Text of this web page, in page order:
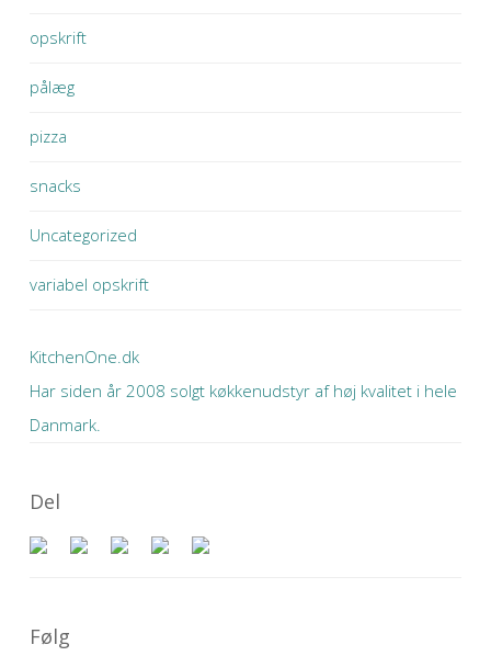
opskrift
pålæg
pizza
snacks
Uncategorized
variabel opskrift
KitchenOne.dk
Har siden år 2008 solgt køkkenudstyr af høj kvalitet i hele
Danmark.
Del
Følg